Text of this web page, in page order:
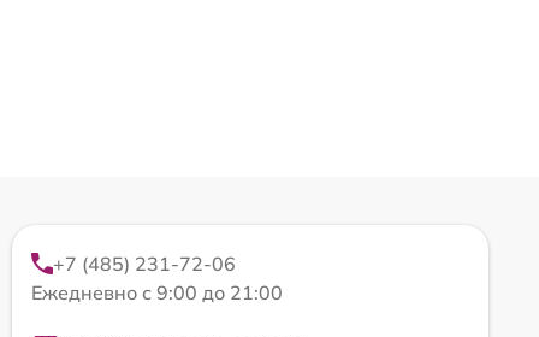
+7 (485) 231-72-06
Ежедневно с 9:00 до 21:00